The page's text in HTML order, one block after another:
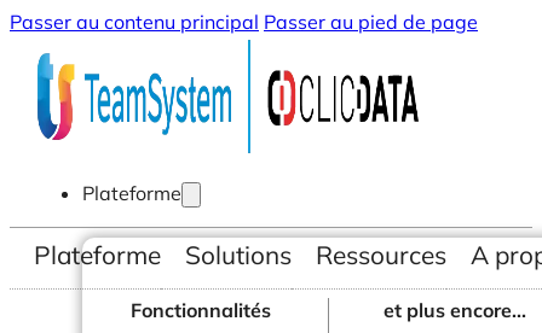
Passer au contenu principal Passer au pied de page
Plateforme
Fonctionnalités
et plus encore...
Plateforme Solutions Ressources A